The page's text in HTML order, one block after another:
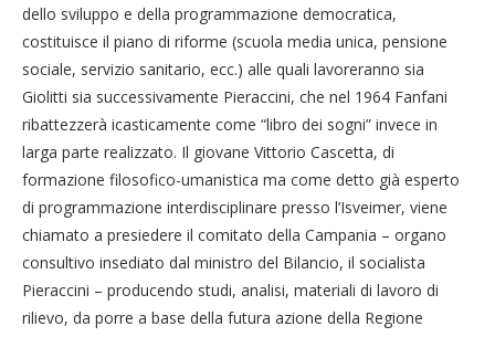
dello sviluppo e della programmazione democratica,
costituisce il piano di riforme (scuola media unica, pensione
sociale, servizio sanitario, ecc.) alle quali lavoreranno sia
Giolitti sia successivamente Pieraccini, che nel 1964 Fanfani
ribattezzerà icasticamente come “libro dei sogni” invece in
larga parte realizzato. Il giovane Vittorio Cascetta, di
formazione filosofico-umanistica ma come detto già esperto
di programmazione interdisciplinare presso l’Isveimer, viene
chiamato a presiedere il comitato della Campania – organo
consultivo insediato dal ministro del Bilancio, il socialista
Pieraccini – producendo studi, analisi, materiali di lavoro di
rilievo, da porre a base della futura azione della Regione